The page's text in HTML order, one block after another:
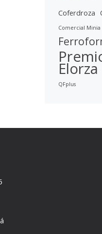
Coferdroza
Comercial Minia
Elorza
QFplus